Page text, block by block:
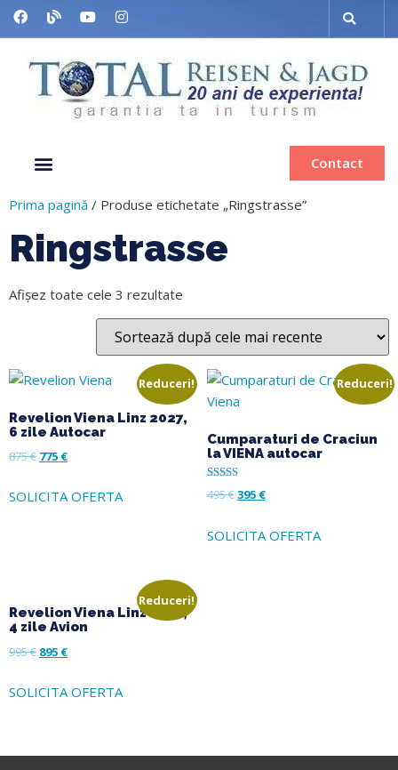
Contact
Prima pagină / Produse etichetate „Ringstrasse”
Ringstrasse
Afișez toate cele 3 rezultate
Reduceri!
Revelion Viena Linz 2027,
6 zile Autocar
875€ 775 €
SOLICITA OFERTA
Reduceri!
Cumparaturi de Craciun
la VIENA autocar
Evaluat la
5.00
495€395 €
SOLICITA OFERTA
Reduceri!
Revelion Viena Linz 2027,
4 zile Avion
995€ 895 €
SOLICITA OFERTA